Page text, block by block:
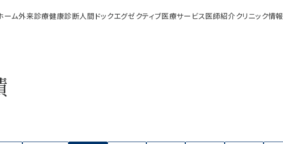
ーム外来診療健康診断人間ドックエグゼクティブ医療サービス医師紹介クリニック情報